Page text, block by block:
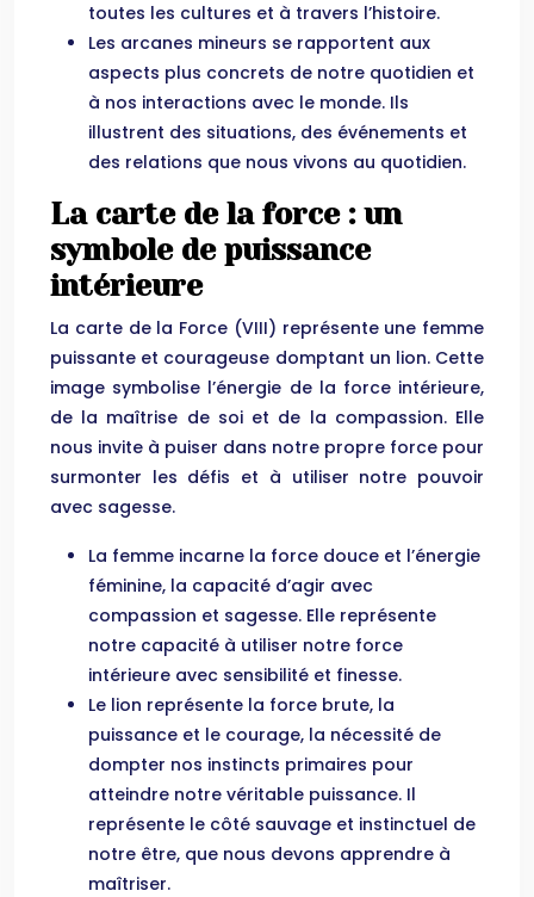
toutes les cultures et à travers l’histoire.
Les arcanes mineurs se rapportent aux
aspects plus concrets de notre quotidien et
à nos interactions avec le monde. Ils
illustrent des situations, des événements et
des relations que nous vivons au quotidien.
La carte de la force : un
symbole de puissance
intérieure
La carte de la Force (VIII) représente une femme
puissante et courageuse domptant un lion. Cette
image symbolise l’énergie de la force intérieure,
de la maîtrise de soi et de la compassion. Elle
nous invite à puiser dans notre propre force pour
surmonter les défis et à utiliser notre pouvoir
avec sagesse.
La femme incarne la force douce et l’énergie
féminine, la capacité d’agir avec
compassion et sagesse. Elle représente
notre capacité à utiliser notre force
intérieure avec sensibilité et finesse.
Le lion représente la force brute, la
puissance et le courage, la nécessité de
dompter nos instincts primaires pour
atteindre notre véritable puissance. Il
représente le côté sauvage et instinctuel de
notre être, que nous devons apprendre à
maîtriser.